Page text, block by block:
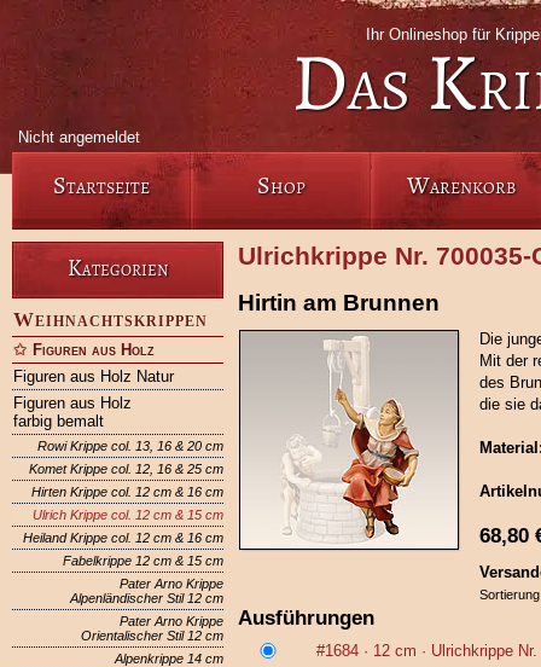
Ihr Onlineshop für
Das
Nicht angemeldet
Startseite Shop Warenkorb
Kategorien
Weihnachtskrippen
Figuren aus Holz
Figuren aus Holz Natur
Figuren aus Holz
farbig bemalt
Rowi Krippe col. 13, 16 & 20 cm
Komet Krippe col. 12, 16 & 25 cm
Hirten Krippe col. 12 cm & 16 cm
Ulrich Krippe col. 12 cm & 15 cm
Heiland Krippe col. 12 cm & 16 cm
Fabelkrippe 12 cm & 15 cm
Pater Arno Krippe
Alpenländischer Stil 12 cm
Pater Arno Krippe
Orientalischer Stil 12 cm
Alpenkrippe 14 cm
Ulrichkrippe Nr.
Hirtin am Brunnen
Die
Mit der
des
die sie
68,80
Ausführungen
#1684 · 12 cm · Ulrichkrippe Nr.